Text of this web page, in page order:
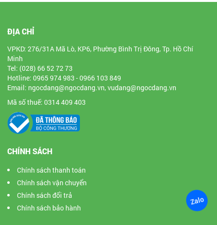
ĐỊA CHỈ
VPKD: 276/31A Mã Lò, KP6, Phường Bình Trị Đông, Tp. Hồ Chí
Minh
Tel: (028) 66 52 72 73
Hotline: 0965 974 983 - 0966 103 849
Email: ngocdang@ngocdang.vn, vudang@ngocdang.vn
Mã số thuế: 0314 409 403
CHÍNH SÁCH
Chính sách thanh toán
Chính sách vận chuyển
Chính sách đổi trả
Chính sách bảo hành
Zalo